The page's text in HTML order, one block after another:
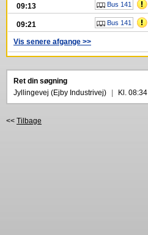
09:13 Bus 141
09:21 Bus 141
Vis senere afgange >>
Ret din søgning
Jyllingevej (Ejby Industrivej)
Kl. 08:34
<< Tilbage